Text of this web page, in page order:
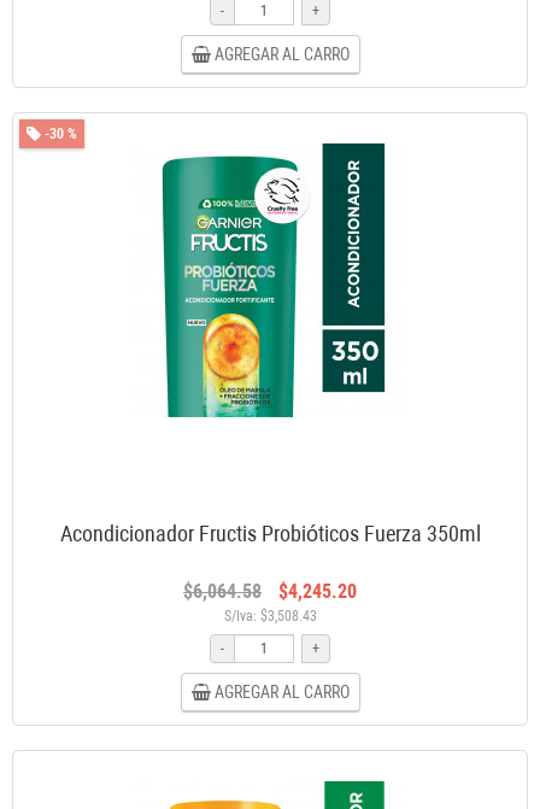
-
+
AGREGAR AL CARRO
-30 %
Acondicionador Fructis Probióticos Fuerza 350ml
$6,064.58 $4,245.20
S/Iva: $3,508.43
-
+
AGREGAR AL CARRO